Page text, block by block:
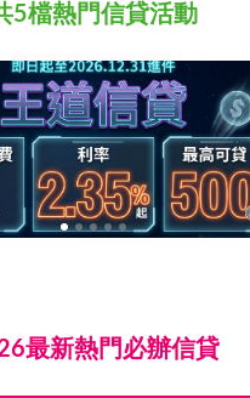
5檔熱門信貸活動
最新熱門必辦信貸